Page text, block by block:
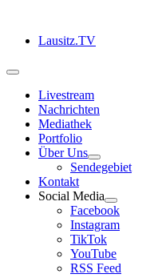
springenLausitz.TV
Toggle
NavigationLivestream
Nachrichten
Mediathek
Portfolio
Über Uns
Sendegebiet
Kontakt
Social Media
Facebook
Instagram
TikTok
YouTube
RSS Feed